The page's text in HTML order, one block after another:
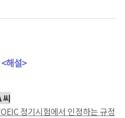
<해설>
정기시험에서 인정하는 규정